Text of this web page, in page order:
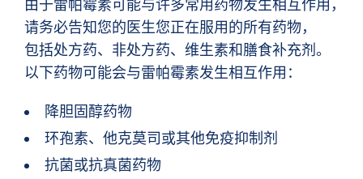
由于雷帕霉素可能与许多常用药物发生相互作用，
请务必告知您的医生您正在服用的所有药物，
包括处方药、非处方药、维生素和膳食补充剂。
以下药物可能会与雷帕霉素发生相互作用：
降胆固醇药物
环孢素、他克莫司或其他免疫抑制剂
抗菌或抗真菌药物